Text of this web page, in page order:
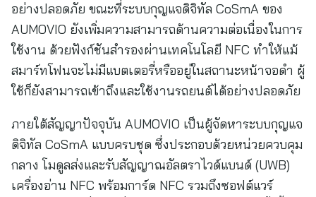
อย่างปลอดภัย ขณะที่ระบบกุญแจดิจิทัล CoSmA ของ
AUMOVIO ยังเพิ่มความสามารถด้านความต่อเนื่องในการ
ใช้งาน ด้วยฟังก์ชันสำรองผ่านเทคโนโลยี NFC ทำให้แม้
สมาร์ทโฟนจะไม่มีแบตเตอรี่หรืออยู่ในสถานะหน้าจอดำ ผู้
ใช้ก็ยังสามารถเข้าถึงและใช้งานรถยนต์ได้อย่างปลอดภัย
ภายใต้สัญญาปัจจุบัน AUMOVIO เป็นผู้จัดหาระบบกุญแจ
ดิจิทัล CoSmA แบบครบชุด ซึ่งประกอบด้วยหน่วยควบคุม
กลาง โมดูลส่งและรับสัญญาณอัลตราไวด์แบนด์ (UWB)
เครื่องอ่าน NFC พร้อมการ์ด NFC รวมถึงซอฟต์แวร์